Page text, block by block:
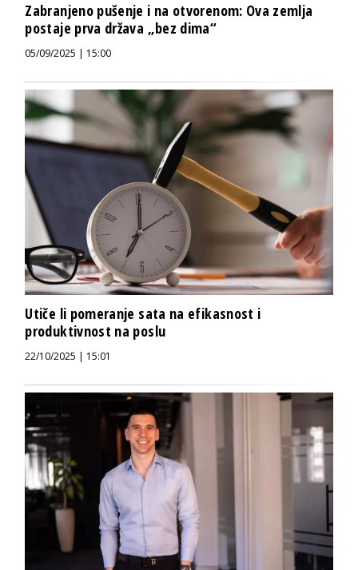
Zabranjeno pušenje i na otvorenom: Ova zemlja
postaje prva država „bez dima“
05/09/2025 | 15:00
Utiče li pomeranje sata na efikasnost i
produktivnost na poslu
22/10/2025 | 15:01